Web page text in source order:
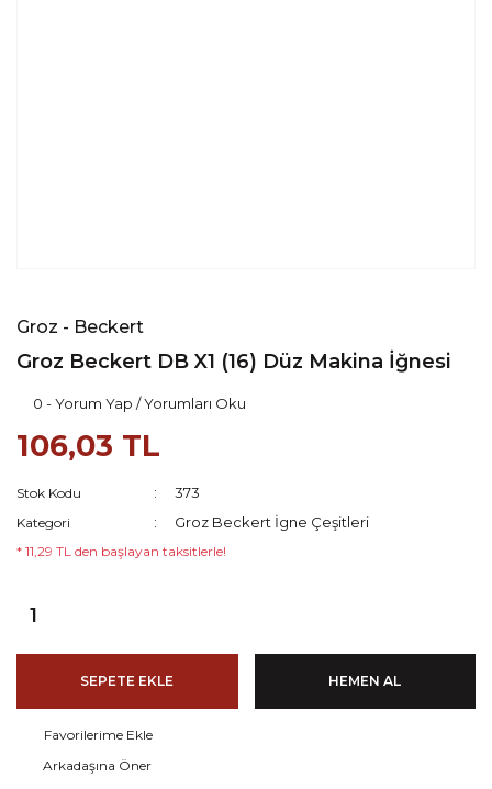
Groz - Beckert
Groz Beckert DB X1 (16) Düz Makina İğnesi
0 - Yorum Yap / Yorumları Oku
106,03 TL
Stok Kodu 373
Kategori Groz Beckert İgne Çeşitleri
* 11,29 TL den başlayan taksitlerle!
SEPETE EKLE HEMEN AL
Arkadaşına Öner